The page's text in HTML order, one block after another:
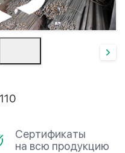
Сертификаты
на всю продукцию